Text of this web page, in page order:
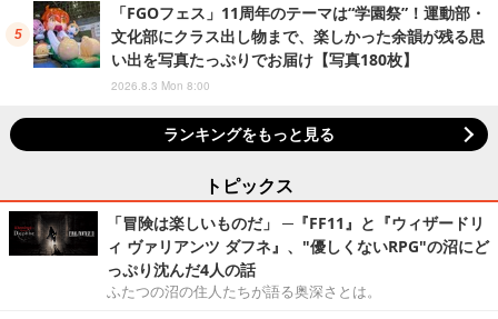
「FGOフェス」11周年のテーマは“学園祭”！運動部・
文化部にクラス出し物まで、楽しかった余韻が残る思
い出を写真たっぷりでお届け【写真180枚】
2026.8.3 Mon 8:00
ランキングをもっと見る
トピックス
「冒険は楽しいものだ」 ─『FF11』と『ウィザードリ
ィ ヴァリアンツ ダフネ』、"優しくないRPG"の沼にど
っぷり沈んだ4人の話
ふたつの沼の住人たちが語る奥深さとは。